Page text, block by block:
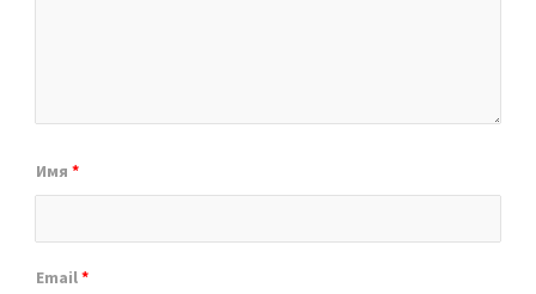
Имя *
Email*